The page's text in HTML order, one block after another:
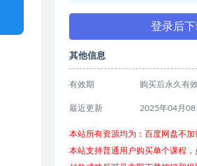
登录后下
其他信息
有效期 购买后永久有效
最近更新 2025年04月08
本站所有资源均为：百度网盘不加
本站支持普通用户购买单个课程